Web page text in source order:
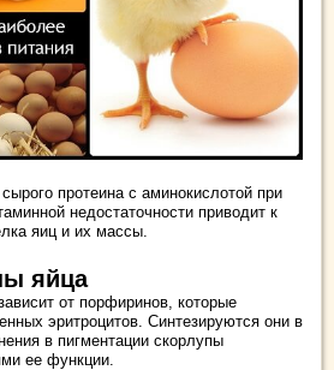
протеина с аминокислотой при
недостаточности приводит к
яиц и их массы.
яйца
от порфиринов, которые
эритроцитов. Синтезируются они в
в пигментации скорлупы
ее функции.